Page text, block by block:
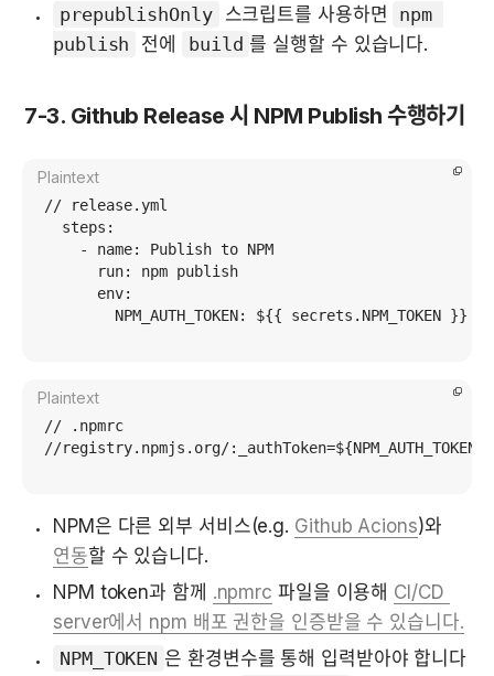
prepublishOnly 스크립트를 사용하면
npm
publish
전에 build 를 실행할 수 있습니다.
7-3. Github Release 시 NPM Publish 수행하기
Plaintext
// release.yml
  steps:
    - name: Publish to NPM
      run: npm publish
      env:
Plaintext
// .npmrc
NPM은 다른 외부 서비스(e.g. Github Acions
연동할 수 있습니다.
NPM token과 함께 .npmrc 파일을 이용해 CI/CD
server에서 npm 배포 권한을 인증받을 수 있습니다.
NPM_TOKEN 은 환경변수를 통해 입력받아야 합니다